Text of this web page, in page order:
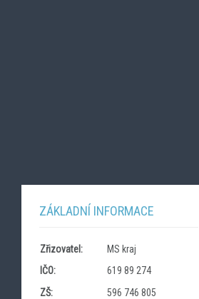
ZÁKLADNÍ INFORMACE
Zřizovatel:
MS kraj
IČO:
619 89 274
ZŠ:
596 746 805